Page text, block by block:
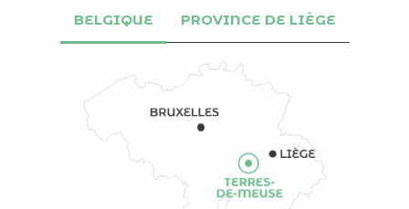
BELGIQUE PROVINCE DE LIÈGE